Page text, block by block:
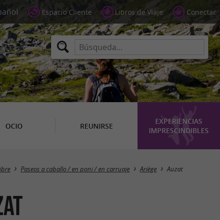
Espacio Cliente Libros de Viaje Conectar
OCIO REUNIRSE
EXPERIENCIAS
IMPRESCINDIBLES
Masquer la carte
Paseos a caballo / en poni / en carruaje Ariège Auzat